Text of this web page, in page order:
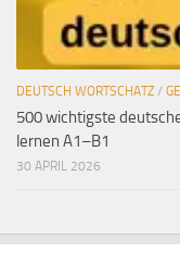
DEUTSCH WORTSCHATZ /
500 wichtigste
lernen A1–B1
30 APRIL 2026